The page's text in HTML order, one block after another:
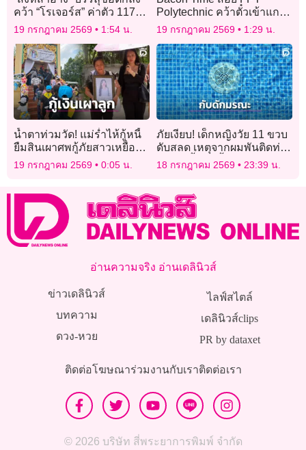
คว้า “โรเจอร์ส” ค่าตัว 117
ล้านปอนด์
19 กรกฎาคม 2569 1:54 น.
Polytechnic คว้าตั๋วเข้าแก
รนด์ไฟนอล
19 กรกฎาคม 2569 1:29 น.
น้ำตาท่วมวัด! แม่ร่ำไห้กู้หนี้
ยืมสินเผาศพกู้ภัยสาวเหยื่อ
‘โรงเบียร์ ณ ลาดพร้าว’
19 กรกฎาคม 2569 0:05 น.
ภัยเงียบ! เด็กหญิงวัย 11 ขวบ
ดับสลด เหตุจากผมพันติดท่อ
ระบายน้ำจนขึ้นจากก้นสระ
18 กรกฎาคม 2569 23:39 น.
อ่านความจริง อ่านเดลินิวส์
ข่าวเดลินิวส์
บทความ
ดวง-หวย
ไลฟ์สไตล์
เดลินิวส์clips
PR by dataxet
ติดต่อโฆษณาร่วมงานกับเราติดต่อเรา
© 2026 บริษัท สี่พระยาการพิมพ์ จำกัด